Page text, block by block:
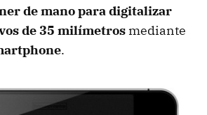
de mano para digitalizar
de 35 milímetros mediante
.